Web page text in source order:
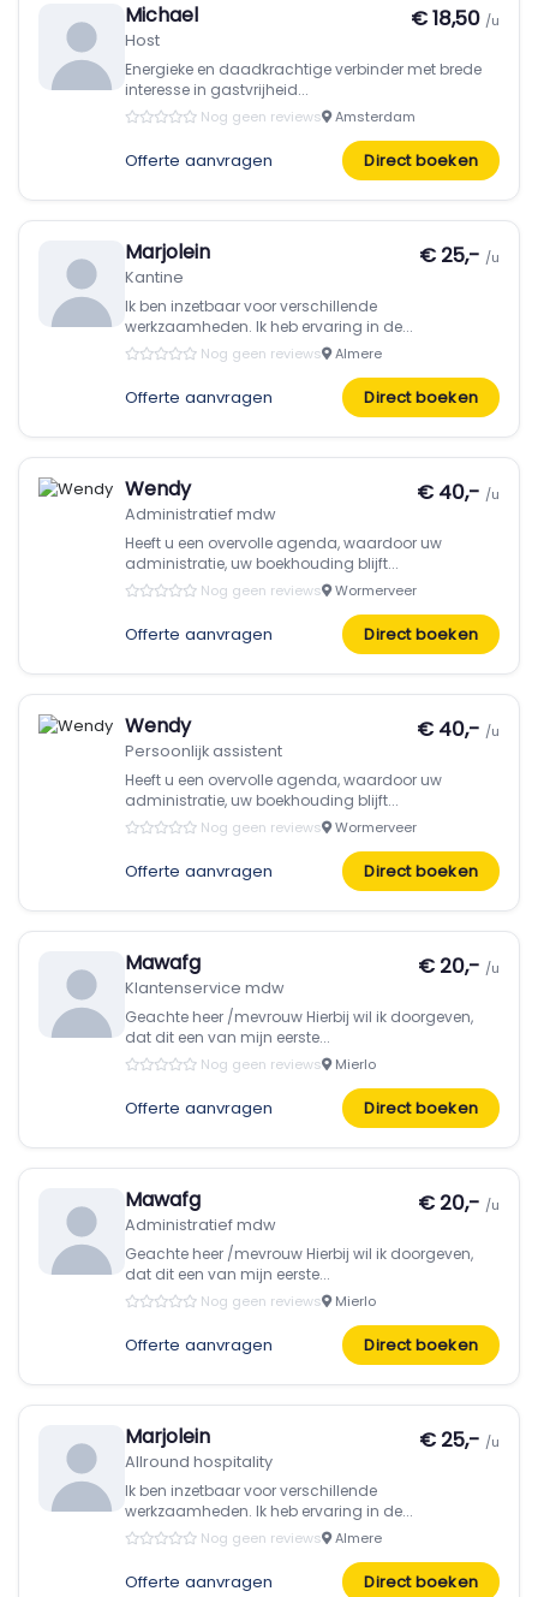
Michael
Host
€ 18,50 /u
Energieke en daadkrachtige verbinder met brede
interesse in gastvrijheid...
Nog geen reviews Amsterdam
Offerte aanvragen Direct boeken
Marjolein
Kantine
€ 25,- /u
Ik ben inzetbaar voor verschillende
werkzaamheden. Ik heb ervaring in de...
Nog geen reviews Almere
Offerte aanvragen Direct boeken
Wendy
Administratief mdw
€ 40,- /u
Heeft u een overvolle agenda, waardoor uw
administratie, uw boekhouding blijft...
Nog geen reviews Wormerveer
Offerte aanvragen Direct boeken
Wendy
Persoonlijk assistent
€ 40,- /u
Heeft u een overvolle agenda, waardoor uw
administratie, uw boekhouding blijft...
Nog geen reviews Wormerveer
Offerte aanvragen Direct boeken
Mawafg
Klantenservice mdw
€ 20,- /u
Geachte heer /mevrouw Hierbij wil ik doorgeven,
dat dit een van mijn eerste...
Nog geen reviews Mierlo
Offerte aanvragen Direct boeken
Mawafg
Administratief mdw
€ 20,- /u
Geachte heer /mevrouw Hierbij wil ik doorgeven,
dat dit een van mijn eerste...
Nog geen reviews Mierlo
Offerte aanvragen Direct boeken
Marjolein
Allround hospitality
€ 25,- /u
Ik ben inzetbaar voor verschillende
werkzaamheden. Ik heb ervaring in de...
Nog geen reviews Almere
Offerte aanvragen Direct boeken